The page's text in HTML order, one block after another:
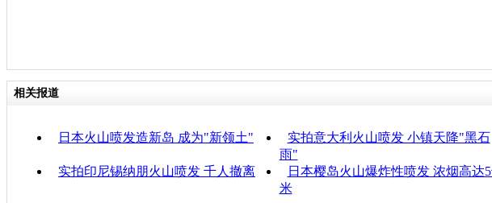
相关报道
日本火山喷发造新岛 成为"新领土"
实拍意大利火山喷发 小镇天降"黑石
雨"
实拍印尼锡纳朋火山喷发 千人撤离
日本樱岛火山爆炸性喷发 浓烟高达
米